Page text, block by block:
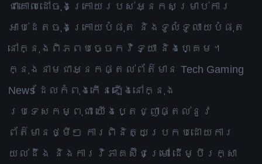
ជាគោលដៅចុងក្រោយរបស់អ្នកសម្រាប់ការ
អាប់ដេតចុងក្រោយបំផុត និងទូលំទូលាយបំផុត
នៅក្នុងពិភពបច្ចេកវិទ្យា និងហ្គេម។
ក្នុងនាមជាអ្នកផ្តល់ព័ត៌មាន Tech Gaming
News ដែលកំពុងកើនឡើងនៅក្នុង
ប្រទេសកម្ពុជា យើងប្តេជ្ញាផ្តល់នូវ
ព័ត៌មានថ្មីៗ ការពិនិត្យប្រកបដោយការ
យល់ដឹង និងការវិភាគស៊ីជម្រៅ ដើម្បីរក្សា